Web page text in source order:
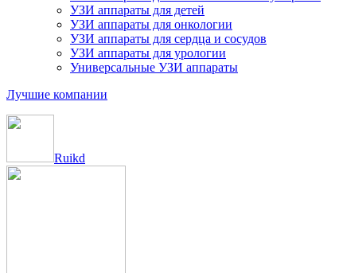
УЗИ аппараты для детей
УЗИ аппараты для онкологии
УЗИ аппараты для сердца и сосудов
УЗИ аппараты для урологии
Универсальные УЗИ аппараты
Лучшие компании
Ruikd